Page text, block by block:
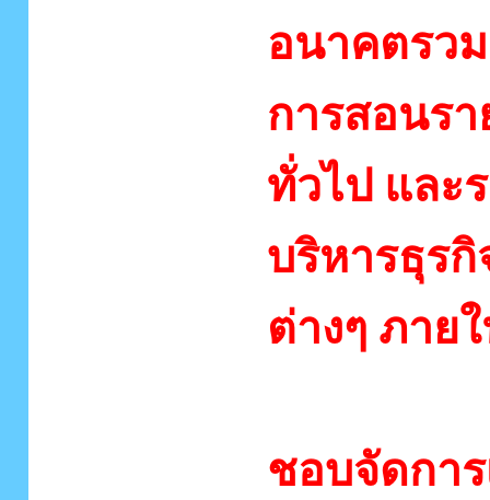
อนาคตรว
การสอนร
ทั่วไป และ
บริหารธุร
ต่างๆ ภาย
ชอบจัดกา